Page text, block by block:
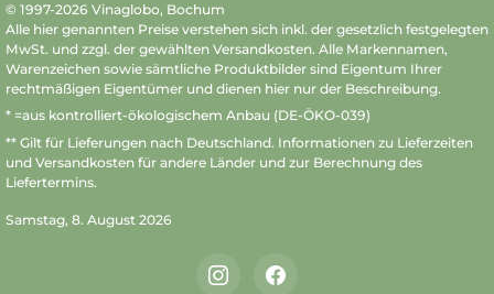
© 1997-2026 Vinaglobo, Bochum
Alle hier genannten Preise verstehen sich inkl. der gesetzlich festgelegten
MwSt. und zzgl. der gewählten Versandkosten. Alle Markennamen,
Warenzeichen sowie sämtliche Produktbilder sind Eigentum Ihrer
rechtmäßigen Eigentümer und dienen hier nur der Beschreibung.
* =aus kontrolliert-ökologischem Anbau (DE-ÖKO-039)
** Gilt für Lieferungen nach Deutschland. Informationen zu Lieferzeiten
und Versandkosten für andere Länder und zur Berechnung des
Liefertermins.
Samstag, 8. August 2026
InstagramFacebook